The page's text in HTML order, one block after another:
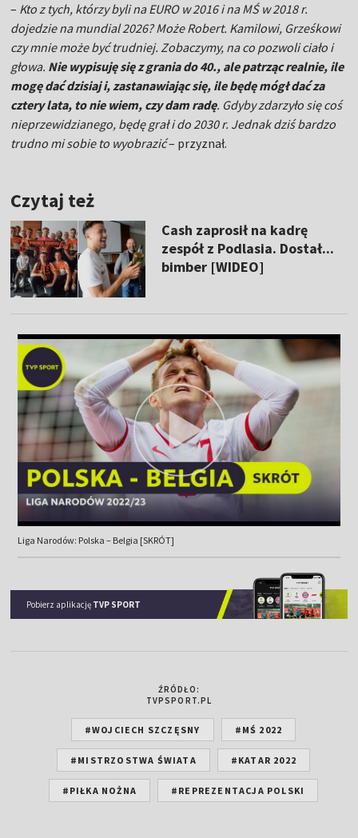
– Kto z tych, którzy byli na EURO w 2016 i na MŚ w 2018 r.
dojedzie na mundial 2026? Może Robert. Kamilowi, Grześkowi
czy mnie może być trudniej. Zobaczymy, na co pozwoli ciało i
głowa. Nie wypisuję się z grania do 40., ale patrząc realnie, ile
mogę dać dzisiaj i, zastanawiając się, ile będę mógł dać za
cztery lata, to nie wiem, czy dam radę. Gdyby zdarzyło się coś
nieprzewidzianego, będę grał i do 2030 r. Jednak dziś bardzo
trudno mi sobie to wyobrazić– przyznał.
Czytaj też
Cash zaprosił na kadrę
zespół z Podlasia. Dostał...
bimber [WIDEO]
Liga Narodów: Polska – Belgia [SKRÓT]
Pobierz aplikację TVP SPORT
ŹRÓDŁO:
TVPSPORT.PL
#WOJCIECH SZCZĘSNY #MŚ 2022
#MISTRZOSTWA ŚWIATA #KATAR 2022
#PIŁKA NOŻNA #REPREZENTACJA POLSKI